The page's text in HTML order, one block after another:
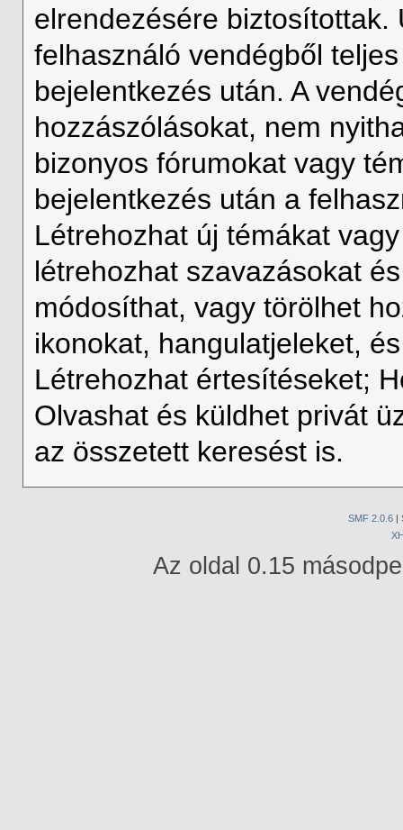
elrendezésére
felhasználó vendégből
bejelentkezés után. A
hozzászólásokat, nem
bizonyos fórumokat vagy
bejelentkezés után a
Létrehozhat új témákat
létrehozhat szavazásokat
módosíthat, vagy törölhet
ikonokat, hangulatjeleket,
Létrehozhat értesítéseket;
Olvashat és küldhet privát
az összetett keresést is.
SMF 2.0.6|
Az oldal 0.15